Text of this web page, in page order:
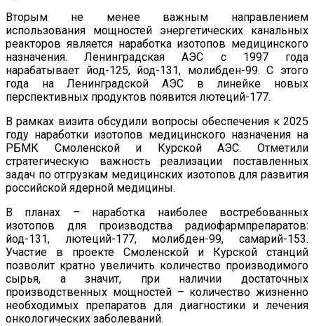
Вторым не менее важным направлением
использования мощностей энергетических канальных
реакторов является наработка изотопов медицинского
назначения. Ленинградская АЭС с 1997 года
нарабатывает йод-125, йод-131, молибден-99. С этого
года на Ленинградской АЭС в линейке новых
перспективных продуктов появится лютеций-177.
В рамках визита обсудили вопросы обеспечения к 2025
году наработки изотопов медицинского назначения на
РБМК Смоленской и Курской АЭС. Отметили
стратегическую важность реализации поставленных
задач по отгрузкам медицинских изотопов для развития
российской ядерной медицины.
В планах – наработка наиболее востребованных
изотопов для производства радиофармпрепаратов:
йод-131, лютеций-177, молибден-99, самарий-153.
Участие в проекте Смоленской и Курской станций
позволит кратно увеличить количество производимого
сырья, а значит, при наличии достаточных
производственных мощностей – количество жизненно
необходимых препаратов для диагностики и лечения
онкологических заболеваний.